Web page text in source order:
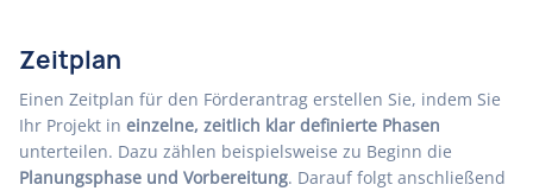
Zeitplan
Einen Zeitplan für den Förderantrag erstellen Sie, indem Sie
Ihr Projekt in einzelne, zeitlich klar definierte Phasen
unterteilen. Dazu zählen beispielsweise zu Beginn die
Planungsphase und Vorbereitung. Darauf folgt anschließend